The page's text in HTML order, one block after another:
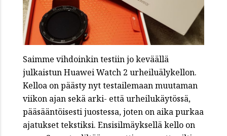
Saimme vihdoinkin testiin jo keväällä
julkaistun Huawei Watch 2 urheiluälykellon.
Kelloa on päästy nyt testailemaan muutaman
viikon ajan sekä arki- että urheilukäytössä,
pääsääntöisesti juostessa, joten on aika purkaa
ajatukset tekstiksi. Ensisilmäyksellä kello on